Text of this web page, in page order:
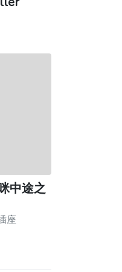
中途之
座